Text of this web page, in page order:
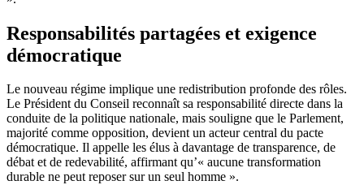
Responsabilités partagées et exigence
démocratique
Le nouveau régime implique une redistribution profonde des rôles.
Le Président du Conseil reconnaît sa responsabilité directe dans la
conduite de la politique nationale, mais souligne que le Parlement,
majorité comme opposition, devient un acteur central du pacte
démocratique. Il appelle les élus à davantage de transparence, de
débat et de redevabilité, affirmant qu’« aucune transformation
durable ne peut reposer sur un seul homme ».